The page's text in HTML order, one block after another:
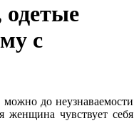
с
можно до неузнаваемости
женщина чувствует себя